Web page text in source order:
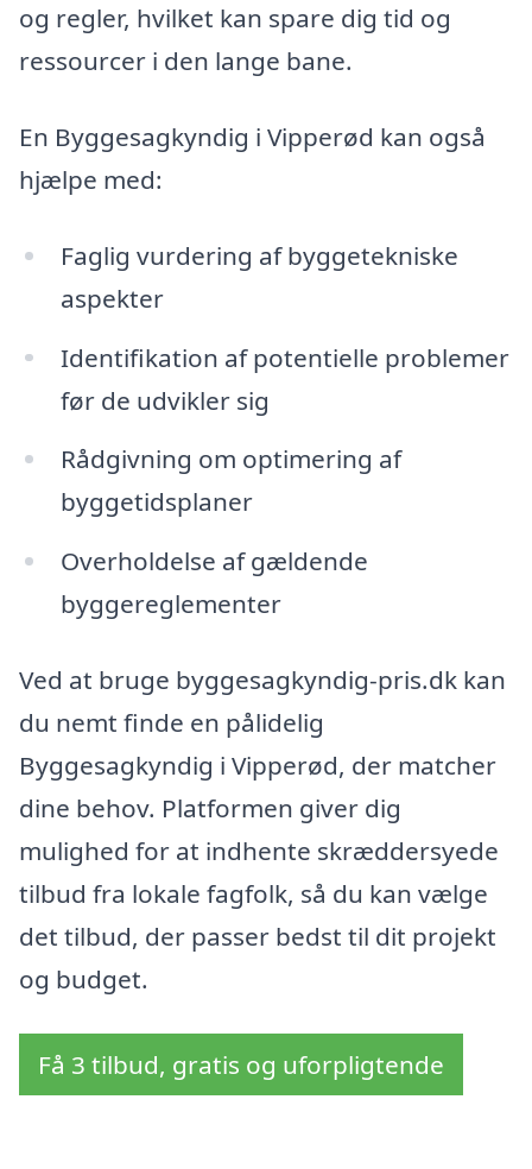
og regler, hvilket kan spare dig tid og
ressourcer i den lange bane.
En Byggesagkyndig i Vipperød kan også
hjælpe med:
Faglig vurdering af byggetekniske
aspekter
Identifikation af potentielle problemer
før de udvikler sig
Rådgivning om optimering af
byggetidsplaner
Overholdelse af gældende
byggereglementer
Ved at bruge byggesagkyndig-pris.dk kan
du nemt finde en pålidelig
Byggesagkyndig i Vipperød, der matcher
dine behov. Platformen giver dig
mulighed for at indhente skræddersyede
tilbud fra lokale fagfolk, så du kan vælge
det tilbud, der passer bedst til dit projekt
og budget.
Få 3 tilbud, gratis og uforpligtende